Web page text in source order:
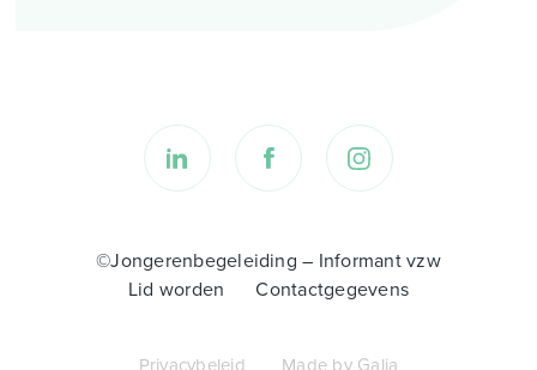
©Jongerenbegeleiding – Informant vzw
Lid worden
Contactgegevens